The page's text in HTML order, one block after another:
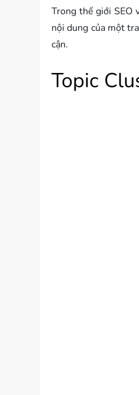
Trong thế giới SEO
nội dung của một
cận.
Topic